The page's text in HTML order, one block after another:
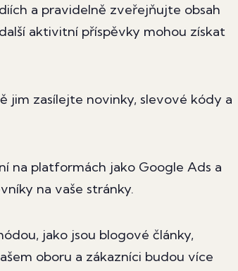
a pravidelně zveřejňujte obsah
aktivitní příspěvky mohou získat
jim zasílejte novinky, slevové kódy a
na platformách jako Google Ads a
na vaše stránky.
jako jsou blogové články,
oboru a zákazníci budou více